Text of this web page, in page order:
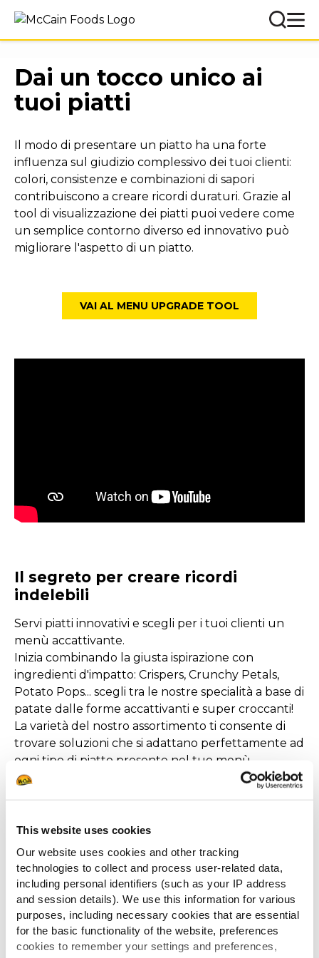
This website uses cookies
Our website uses cookies and other tracking
technologies to collect and process user-related data,
including personal identifiers (such as your IP address
and session details). We use this information for various
purposes, including necessary cookies that are essential
for the basic functionality of the website, preferences
cookies to remember your settings and preferences,
Dai un tocco unico ai
tuoi piatti
Il modo di presentare un piatto ha una forte
influenza sul giudizio complessivo dei tuoi clienti:
colori, consistenze e combinazioni di sapori
contribuiscono a creare ricordi duraturi. Grazie al
tool di visualizzazione dei piatti puoi vedere come
un semplice contorno diverso ed innovativo può
migliorare l'aspetto di un piatto.
VAI AL MENU UPGRADE TOOL
Il segreto per creare ricordi
indelebili
Servi piatti innovativi e scegli per i tuoi clienti un
menù accattivante.
Inizia combinando la giusta ispirazione con
ingredienti d'impatto: Crispers, Crunchy Petals,
Potato Pops... scegli tra le nostre specialità a base di
patate dalle forme accattivanti e super croccanti!
La varietà del nostro assortimento ti consente di
trovare soluzioni che si adattano perfettamente ad
ogni tipo di piatto presente nel tuo menù.
Fai l'upgrade dei tuoi piatti
I contorni a base di patate sono tra i più popolari, e
lo sono per un buon motivo! Sono gustosi,
piacciono a tutti e possono costituire una parte